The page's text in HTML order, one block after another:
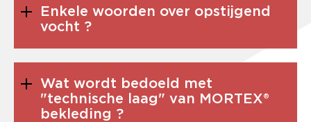
Enkele woorden over opstijgend
vocht ?
Wat wordt bedoeld met
"technische laag" van MORTEX®
bekleding ?